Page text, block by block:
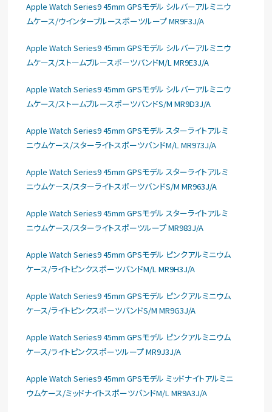
Apple Watch Series9 45mm GPSモデル シルバーアルミニウ
ムケース/ウインターブルースポーツループ MR9F3J/A
Apple Watch Series9 45mm GPSモデル シルバーアルミニウ
ムケース/ストームブルースポーツバンドM/L MR9E3J/A
Apple Watch Series9 45mm GPSモデル シルバーアルミニウ
ムケース/ストームブルースポーツバンドS/M MR9D3J/A
Apple Watch Series9 45mm GPSモデル スターライトアルミ
ニウムケース/スターライトスポーツバンドM/L MR973J/A
Apple Watch Series9 45mm GPSモデル スターライトアルミ
ニウムケース/スターライトスポーツバンドS/M MR963J/A
Apple Watch Series9 45mm GPSモデル スターライトアルミ
ニウムケース/スターライトスポーツループ MR983J/A
Apple Watch Series9 45mm GPSモデル ピンクアルミニウム
ケース/ライトピンクスポーツバンドM/L MR9H3J/A
Apple Watch Series9 45mm GPSモデル ピンクアルミニウム
ケース/ライトピンクスポーツバンドS/M MR9G3J/A
Apple Watch Series9 45mm GPSモデル ピンクアルミニウム
ケース/ライトピンクスポーツループ MR9J3J/A
Apple Watch Series9 45mm GPSモデル ミッドナイトアルミニ
ウムケース/ミッドナイトスポーツバンドM/L MR9A3J/A